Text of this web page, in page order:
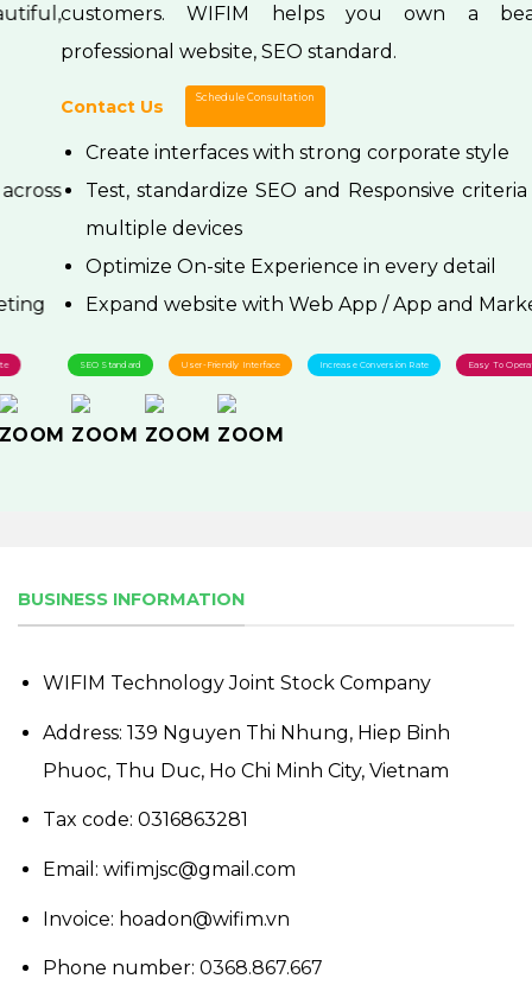
customers. WIFIM helps you own a beautiful,
professional website, SEO standard.
Contact Us Schedule Consultation
Create interfaces with strong corporate style
Test, standardize SEO and Responsive criteria across
multiple devices
Optimize On-site Experience in every detail
Expand website with Web App / App and Marketing
SEO Standard User-Friendly Interface Increase Conversion Rate Easy To Operate
BUSINESS INFORMATION
WIFIM Technology Joint Stock Company
Address: 139 Nguyen Thi Nhung, Hiep Binh
Phuoc, Thu Duc, Ho Chi Minh City, Vietnam
Tax code: 0316863281
Email: wifimjsc@gmail.com
Invoice: hoadon@wifim.vn
Phone number: 0368.867.667